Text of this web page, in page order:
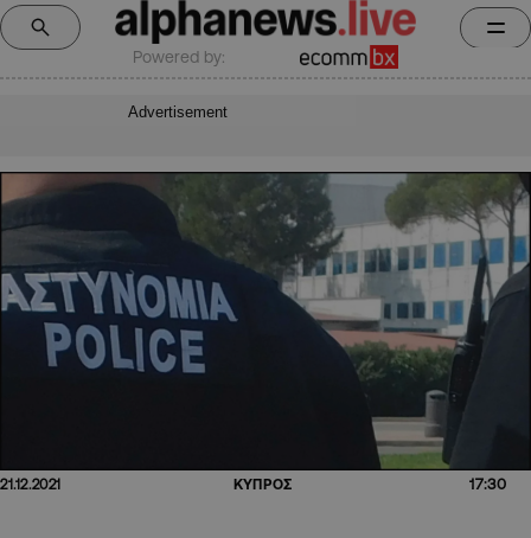
Powered by:
Advertisement
21.12.2021 ΚΥΠΡΟΣ 17:30